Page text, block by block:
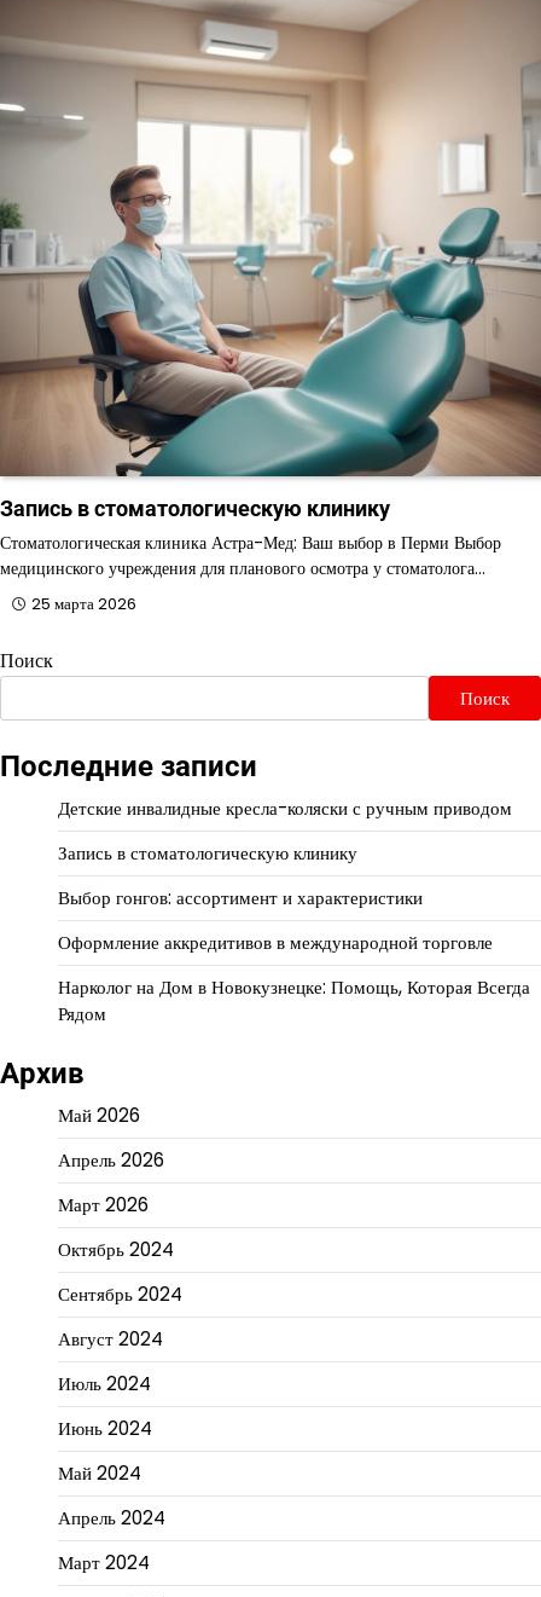
Запись в стоматологическую клинику
Стоматологическая клиника Астра-Мед: Ваш выбор в Перми Выбор
медицинского учреждения для планового осмотра у стоматолога…
25 марта 2026
Поиск
Поиск
Последние записи
Детские инвалидные кресла-коляски с ручным приводом
Запись в стоматологическую клинику
Выбор гонгов: ассортимент и характеристики
Оформление аккредитивов в международной торговле
Нарколог на Дом в Новокузнецке: Помощь, Которая Всегда
Рядом
Архив
Май 2026
Апрель 2026
Март 2026
Октябрь 2024
Сентябрь 2024
Август 2024
Июль 2024
Июнь 2024
Май 2024
Апрель 2024
Март 2024